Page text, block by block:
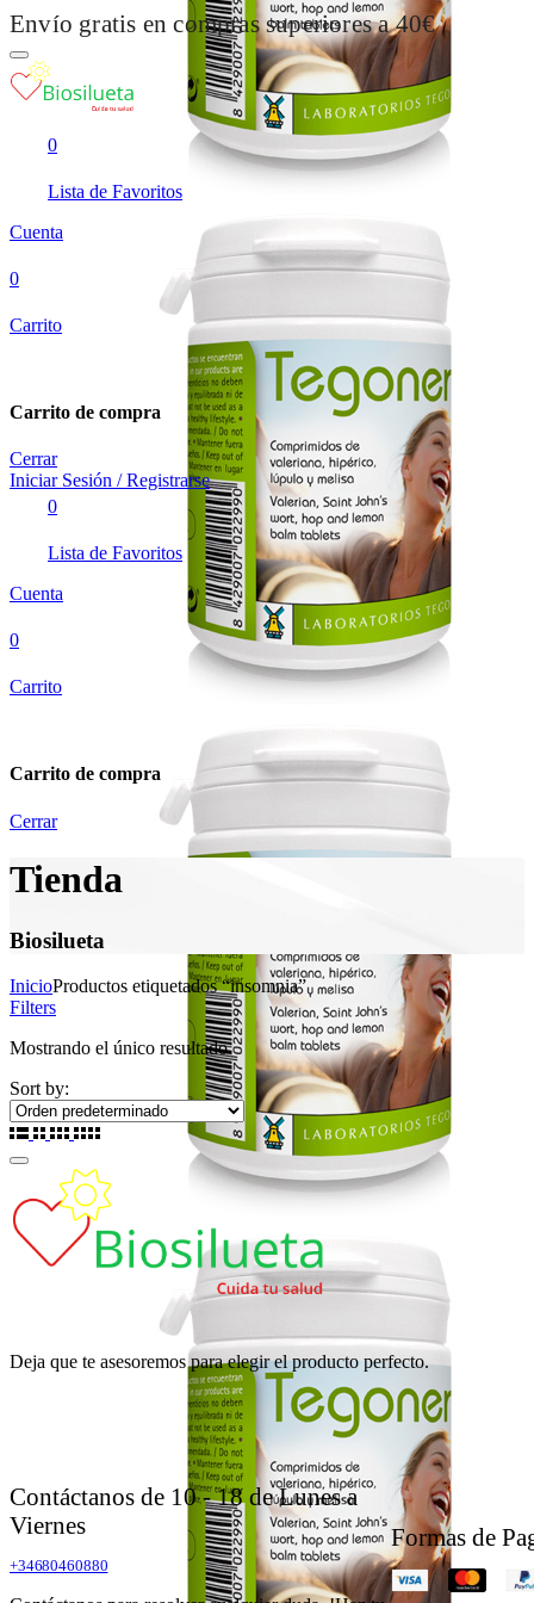
Envío gratis en compras superiores a 40€
0
Lista de Favoritos
Cuenta
0
Carrito
Carrito de compra
Cerrar
Iniciar Sesión / Registrarse
0
Lista de Favoritos
Cuenta
0
Carrito
Carrito de compra
Cerrar
Tienda
Biosilueta
InicioProductos etiquetados “insomnia”
Filters
Mostrando el único resultado
Sort by:
Deja que te asesoremos para elegir el producto perfecto.
Contáctanos de 10 - 18 de Lunes a
Viernes
+34680460880
Formas de